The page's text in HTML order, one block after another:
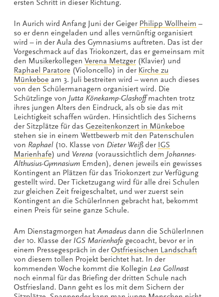
ersten Schritt in dieser Richtung.
In Aurich wird Anfang Juni der Geiger Philipp Wollheim –
so er denn eingeladen und alles vernünftig organisiert
wird – in der Aula des Gymnasiums auftreten. Das ist der
Vorgeschmack auf das Triokonzert, das er gemeinsam mit
den Musikerkollegen Verena Metzger(Klavier) und
Raphael Paratore (Violoncello) in der Kirche zu
Münkeboe am 3. Juli bestreiten wird – wenn auch dieses
von den Schülermanagern organisiert wird. Die
Schützlinge von Jutta Könekamp-Glashoffmachten trotz
ihres jungen Alters den Eindruck, als ob sie das mit
Leichtigkeit schaffen würden. Hinsichtlich des Sicherns
der Sitzplätze für das Gezeitenkonzert in Münkeboe
stehen sie in einem Wettbewerb mit den Patenschulen
von Raphael (10. Klasse von Dieter Weiß der IGS
Marienhafe) und Verena (voraussichtlich dem Johannes-
Althusius-Gymnasium Emden), denen jeweils ein gewisses
Kontingent an Plätzen für das Triokonzert zur Verfügung
gestellt wird. Der Ticketzugang wird für alle drei Schulen
zur gleichen Zeit freigeschaltet, und wer zuerst sein
Kontingent an die SchülerInnen gebracht hat, bekommt
einen Preis für seine ganze Schule.
Am Dienstagmorgen hat Amadeus dann die SchülerInnen
der 10. Klasse der IGS Marienhafe gecoacht, bevor er in
einem Pressegespräch in derOstfriesischen Landschaft
von diesem tollen Projekt berichtet hat. In der
kommenden Woche kommt die Kollegin Lea Gollnast
noch einmal für das Briefing der dritten Schule nach
Ostfriesland. Dann geht es los mit dem Sichern der